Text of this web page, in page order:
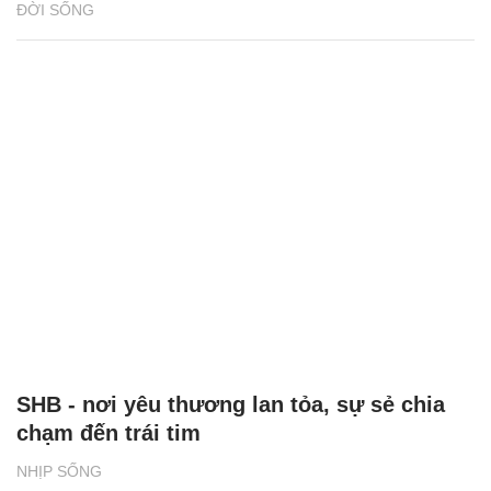
ĐỜI SỐNG
NHỊP SỐNG
SHB - nơi yêu thương lan tỏa, sự sẻ chia
chạm đến trái tim